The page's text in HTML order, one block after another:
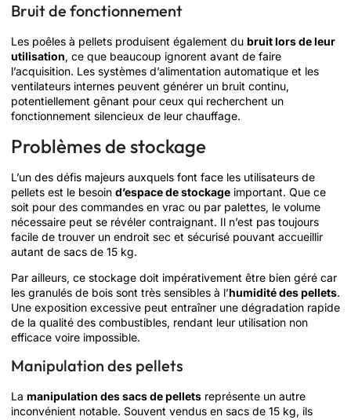
Bruit de fonctionnement
Les poêles à pellets produisent également du bruit lors de leur
utilisation, ce que beaucoup ignorent avant de faire
l’acquisition. Les systèmes d’alimentation automatique et les
ventilateurs internes peuvent générer un bruit continu,
potentiellement gênant pour ceux qui recherchent un
fonctionnement silencieux de leur chauffage.
Problèmes de stockage
L’un des défis majeurs auxquels font face les utilisateurs de
pellets est le besoin d’espace de stockage important. Que ce
soit pour des commandes en vrac ou par palettes, le volume
nécessaire peut se révéler contraignant. Il n’est pas toujours
facile de trouver un endroit sec et sécurisé pouvant accueillir
autant de sacs de 15 kg.
Par ailleurs, ce stockage doit impérativement être bien géré car
les granulés de bois sont très sensibles à l’humidité des pellets.
Une exposition excessive peut entraîner une dégradation rapide
de la qualité des combustibles, rendant leur utilisation non
efficace voire impossible.
Manipulation des pellets
La manipulation des sacs de pellets représente un autre
inconvénient notable. Souvent vendus en sacs de 15 kg, ils